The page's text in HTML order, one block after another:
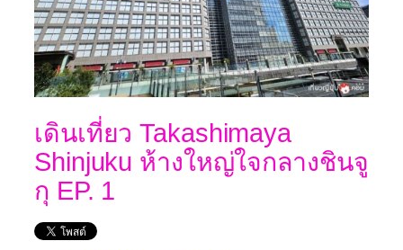
เดินเที่ยว Takashimaya
Shinjuku ห้างใหญ่ใจกลางชินจู
กุ EP. 1